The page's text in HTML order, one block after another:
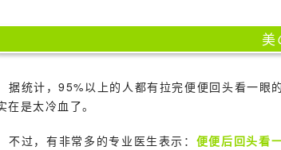
美
据统计，95%以上的人都有拉完便便回头看一眼
在是太冷血了。
不过，有非常多的专业医生表示： 便便后回头看